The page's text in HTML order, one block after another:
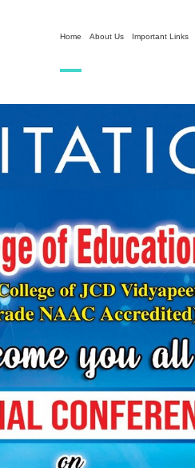
Home About Us Important Links